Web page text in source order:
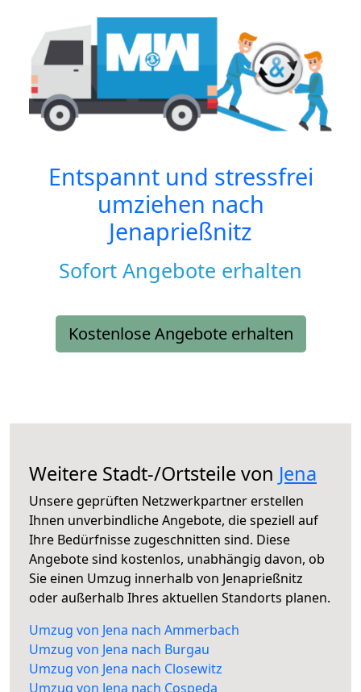
Entspannt und stressfrei
umziehen nach
Jenaprießnitz
Sofort Angebote erhalten
Kostenlose Angebote erhalten
Weitere Stadt-/Ortsteile von Jena
Unsere geprüften Netzwerkpartner erstellen
Ihnen unverbindliche Angebote, die speziell auf
Ihre Bedürfnisse zugeschnitten sind. Diese
Angebote sind kostenlos, unabhängig davon, ob
Sie einen Umzug innerhalb von Jenaprießnitz
oder außerhalb Ihres aktuellen Standorts planen.
Umzug von Jena nach Ammerbach
Umzug von Jena nach Burgau
Umzug von Jena nach Closewitz
Umzug von Jena nach Cospeda